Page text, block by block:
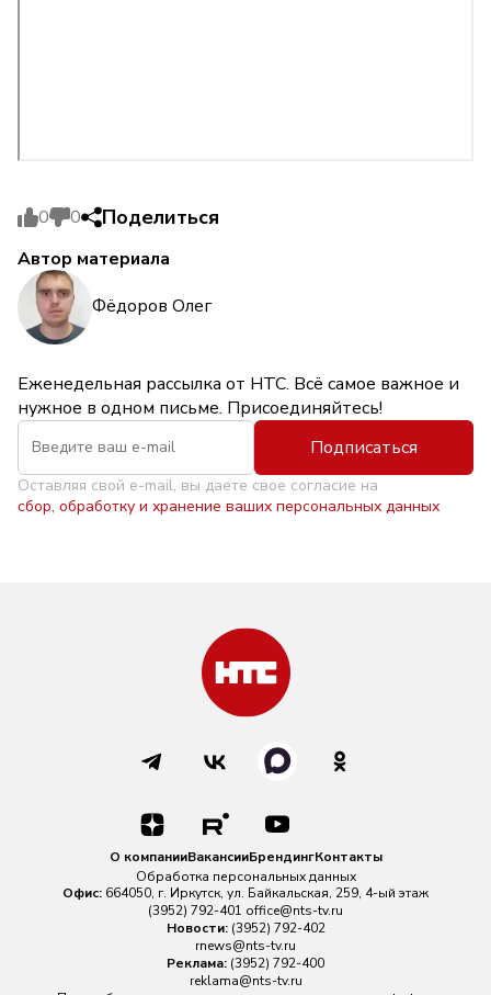
0 0 Поделиться
Автор материала
Фёдоров Олег
Еженедельная рассылка от НТС. Всё самое важное и
нужное в одном письме. Присоединяйтесь!
Подписаться
Оставляя свой e-mail, вы даете свое согласие на
сбор, обработку и хранение ваших персональных данных
О компанииВакансииБрендингКонтакты
Обработка персональных данных
Офис: 664050, г. Иркутск, ул. Байкальская, 259, 4-ый этаж
(3952) 792-401 office@nts-tv.ru
Новости: (3952) 792-402
rnews@nts-tv.ru
Реклама: (3952) 792-400
reklama@nts-tv.ru